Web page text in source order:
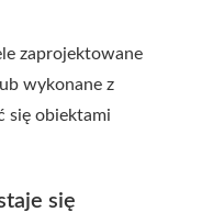
zaprojektowane
wykonane z
się obiektami
się